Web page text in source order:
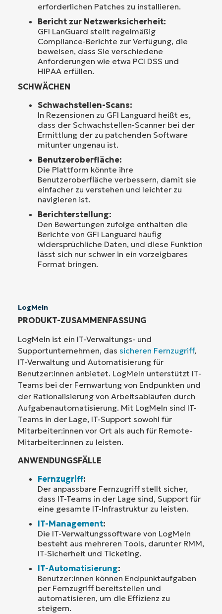
erforderlichen Patches zu installieren.
Bericht zur Netzwerksicherheit:
GFI LanGuard stellt regelmäßig
Compliance-Berichte zur Verfügung, die
beweisen, dass Sie verschiedene
Anforderungen wie etwa PCI DSS und
HIPAA erfüllen.
SCHWÄCHEN
Schwachstellen-Scans:
In Rezensionen zu GFI Languard heißt es,
dass der Schwachstellen-Scanner bei der
Ermittlung der zu patchenden Software
mitunter ungenau ist.
Benutzeroberfläche:
Die Plattform könnte ihre
Benutzeroberfläche verbessern, damit sie
einfacher zu verstehen und leichter zu
navigieren ist.
Berichterstellung:
Den Bewertungen zufolge enthalten die
Berichte von GFI Languard häufig
widersprüchliche Daten, und diese Funktion
lässt sich nur schwer in ein vorzeigbares
Format bringen.
LogMeIn
PRODUKT-ZUSAMMENFASSUNG
LogMeIn ist ein IT-Verwaltungs- und
Supportunternehmen, das sicheren Fernzugriff,
IT-Verwaltung und Automatisierung für
Benutzer:innen anbietet. LogMeIn unterstützt IT-
Teams bei der Fernwartung von Endpunkten und
der Rationalisierung von Arbeitsabläufen durch
Aufgabenautomatisierung. Mit LogMeIn sind IT-
Teams in der Lage, IT-Support sowohl für
Mitarbeiter:innen vor Ort als auch für Remote-
Mitarbeiter:innen zu leisten.
ANWENDUNGSFÄLLE
Fernzugriff:
Der anpassbare Fernzugriff stellt sicher,
dass IT-Teams in der Lage sind, Support für
eine gesamte IT-Infrastruktur zu leisten.
IT-Management:
Die IT-Verwaltungssoftware von LogMeIn
besteht aus mehreren Tools, darunter RMM,
IT-Sicherheit und Ticketing.
IT-Automatisierung:
Benutzer:innen können Endpunktaufgaben
per Fernzugriff bereitstellen und
automatisieren, um die Effizienz zu
steigern.